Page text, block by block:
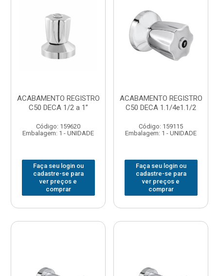
ACABAMENTO REGISTRO
C50 DECA 1/2 a 1”
Código: 159620
Embalagem: 1 - UNIDADE
Faça seu login ou
cadastre-se para
ver preços e
comprar
ACABAMENTO REGISTRO
C50 DECA 1.1/4e1.1/2
Código: 159115
Embalagem: 1 - UNIDADE
Faça seu login ou
cadastre-se para
ver preços e
comprar